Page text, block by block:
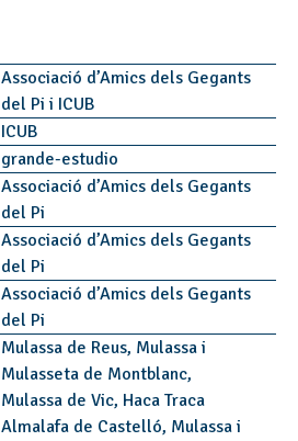
Associació d’Amics dels Gegants
del Pi i ICUB
ICUB
grande-estudio
Associació d’Amics dels Gegants
del Pi
Associació d’Amics dels Gegants
del Pi
Associació d’Amics dels Gegants
del Pi
Mulassa de Reus, Mulassa i
Mulasseta de Montblanc,
Mulassa de Vic, Haca Traca
Almalafa de Castelló, Mulassa i